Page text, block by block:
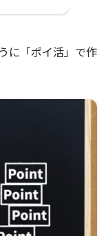
に「ポイ活」で作